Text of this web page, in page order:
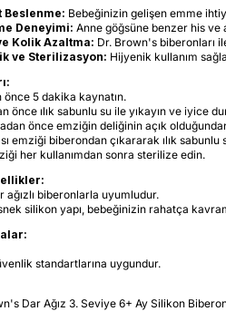
Beslenme: Bebeğinizin gelişen emme
Deneyimi: Anne göğsüne benzer his ve
Kolik Azaltma: Dr. Brown's biberonları
ve Sterilizasyon: Hijyenik kullanım
önce 5 dakika kaynatın.
önce ılık sabunlu su ile yıkayın ve iyice
önce emziğin deliğinin açık
emziği biberondan çıkararak ılık sabunlu
her kullanımdan sonra sterilize edin.
ağızlı biberonlarla uyumludur.
silikon yapı, bebeğinizin rahatça
standartlarına uygundur.
Dar Ağız 3. Seviye 6+ Ay Silikon